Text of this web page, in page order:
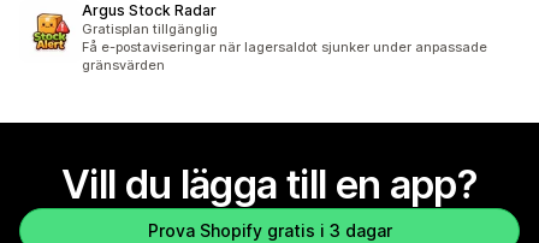
Argus Stock Radar
Gratisplan tillgänglig
Få e-postaviseringar när lagersaldot sjunker under anpassade
gränsvärden
Vill du lägga till en app?
Prova Shopify gratis i 3 dagar